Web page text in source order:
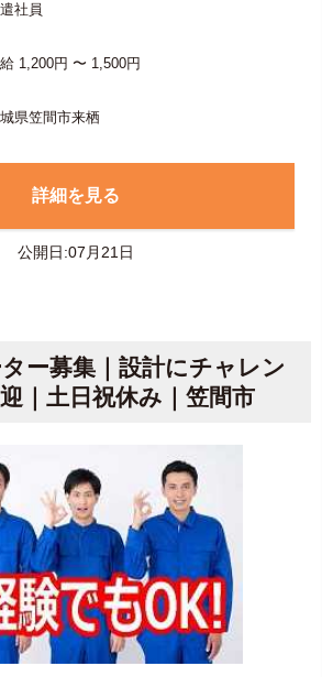
社員
1,200円 〜 1,500円
県笠間市来栖
詳細を見る
公開日:07月21日
ー募集｜設計にチャレン
｜土日祝休み｜笠間市